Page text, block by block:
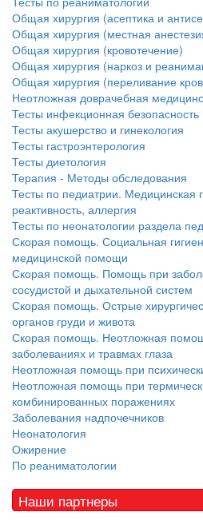
Общая хирургия (асептика и
Общая хирургия (местная
Общая хирургия (кровотечение)
Общая хирургия (наркоз и
Общая хирургия (переливание
Неотложная доврачебная
Тесты инфекционная
Тесты акушерство и гинекология
Тесты гастроэнтерология
Тесты диетология
Терапия - Методы обследования
Тесты по педиатрии. Медицинская
реактивность, аллергия
Тесты по неонатологии раздела
Скорая помощь. Социальная
медицинской помощи
Скорая помощь. Помощь при
сосудистой и дыхательной систем
Скорая помощь. Острые
органов груди и живота
Скорая помощь. Неотложная
заболеваниях и травмах глаза
Неотложная помощь при
Неотложная помощь при
комбинированных поражениях
Заболевания надпочечников
Неонатология
Ожирение
По реаниматологии
Наши партнеры